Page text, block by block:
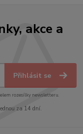
akce a
Přihlásit se
rozesílky newsletteru.
za 14 dní.